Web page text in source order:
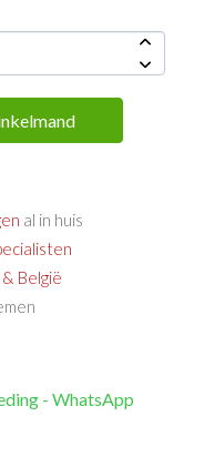
al in huis
België
- WhatsApp